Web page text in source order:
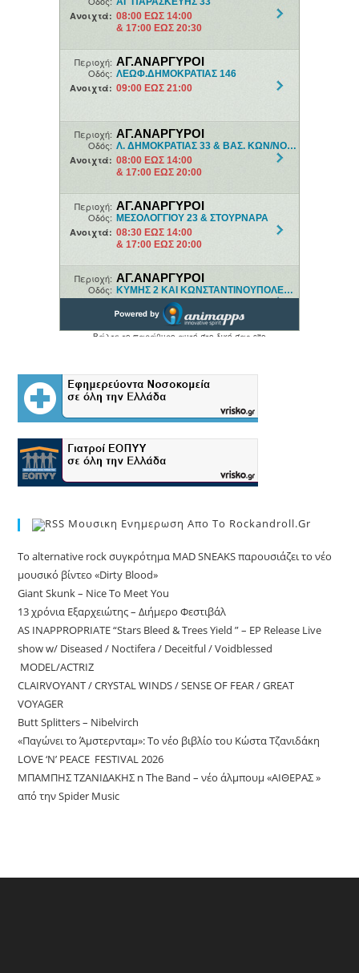
Μουσικη Ενημερωση Απο Το Rockandroll.gr
Το alternative rock συγκρότημα MAD SNEAKS παρουσιάζει το νέο
μουσικό βίντεο «Dirty Blood»
Giant Skunk – Nice To Meet You
13 χρόνια Εξαρχειώτης – Διήμερο Φεστιβάλ
AS INAPPROPRIATE “Stars Bleed & Trees Yield ” – EP Release Live
show w/ Diseased / Noctifera / Deceitful / Voidblessed
MODEL/ACTRIZ
CLAIRVOYANT / CRYSTAL WINDS / SENSE OF FEAR / GREAT
VOYAGER
Butt Splitters – Nibelvirch
«Παγώνει το Άμστερνταμ»: Το νέο βιβλίο του Κώστα Τζανιδάκη
LOVE ‘N’ PEACE FESTIVAL 2026
ΜΠΑΜΠΗΣ ΤΖΑΝΙΔΑΚΗΣ n The Band – νέο άλμπουμ «ΑΙΘΕΡΑΣ »
από την Spider Music